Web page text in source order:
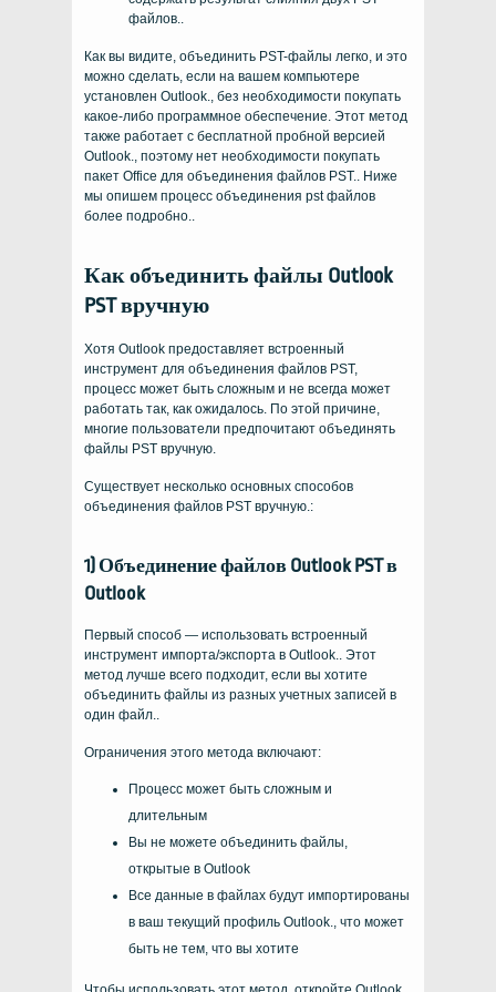
файлов..
Как вы видите, объединить PST-файлы легко, и это
можно сделать, если на вашем компьютере
установлен Outlook., без необходимости покупать
какое-либо программное обеспечение. Этот метод
также работает с бесплатной пробной версией
Outlook., поэтому нет необходимости покупать
пакет Office для объединения файлов PST.. Ниже
мы опишем процесс объединения pst файлов
более подробно..
Как объединить файлы Outlook
PST вручную
Хотя Outlook предоставляет встроенный
инструмент для объединения файлов PST,
процесс может быть сложным и не всегда может
работать так, как ожидалось. По этой причине,
многие пользователи предпочитают объединять
файлы PST вручную.
Существует несколько основных способов
объединения файлов PST вручную.:
1) Объединение файлов Outlook PST в
Outlook
Первый способ — использовать встроенный
инструмент импорта/экспорта в Outlook.. Этот
метод лучше всего подходит, если вы хотите
объединить файлы из разных учетных записей в
один файл..
Ограничения этого метода включают:
Процесс может быть сложным и
длительным
Вы не можете объединить файлы,
открытые в Outlook
Все данные в файлах будут импортированы
в ваш текущий профиль Outlook., что может
быть не тем, что вы хотите